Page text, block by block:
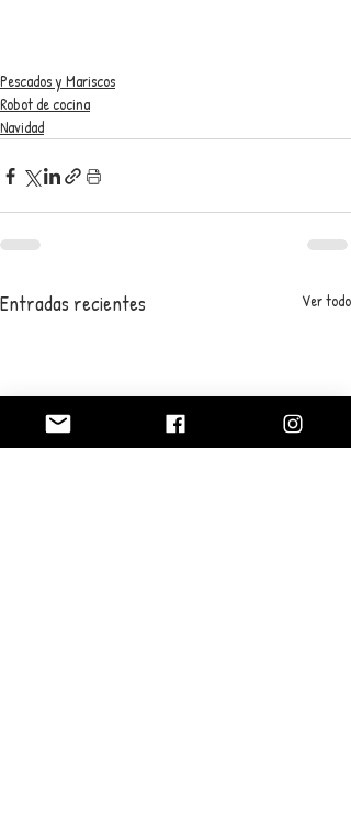
Pescados y Mariscos
Robot de cocina
Navidad
Entradas recientes Ver todo